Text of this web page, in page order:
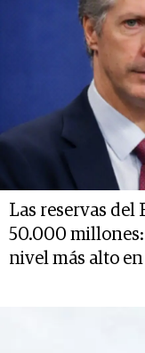
Las reservas del
50.000 millones:
nivel más alto en